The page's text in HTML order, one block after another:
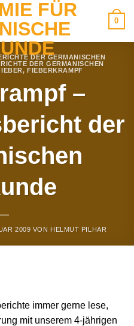
0
DER GERMANISCHEN
DER GERMANISCHEN
, FIEBERKRAMPF
–
der
2009 VON HELMUT PILHAR
immer gerne lese,
mit unserem 4-jährigen